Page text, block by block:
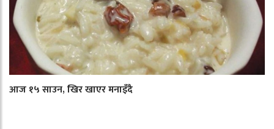
आज १५ साउन, खिर खाएर मनाइँदै